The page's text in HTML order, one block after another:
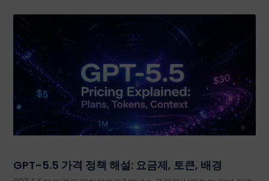
GPT-5.5 가격 정책 해설: 요금제, 토큰, 배경